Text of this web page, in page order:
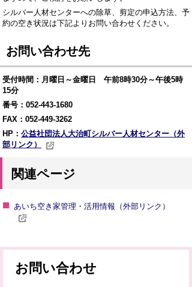
シルバー人材センターへの除草、剪定の申込方法、予
約の空き状況は下記よりお問い合わせください。
お問い合わせ先
受付時間：月曜日～金曜日 午前8時30分～午後5時
15分
番号：052-443-1680
FAX：052-449-3262
HP： 公益社団法人大治町シルバー人材センター（外
部リンク）
関連ページ
あいち空き家管理・活用情報（外部リンク）
お問い合わせ